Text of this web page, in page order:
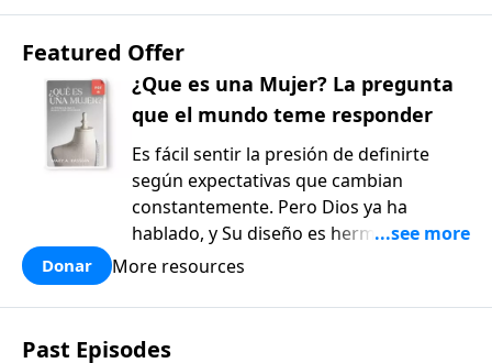
Featured Offer
¿Que es una Mujer? La pregunta
que el mundo teme responder
Es fácil sentir la presión de definirte
según expectativas que cambian
constantemente. Pero Dios ya ha
hablado, y Su diseño es hermoso y
bueno. ¿Qué es una mujer?: La pregunta
Kassian, es un recurso reflexivo y
fundamentado en la verdad bíblica que
Donar More resources
Past Episodes